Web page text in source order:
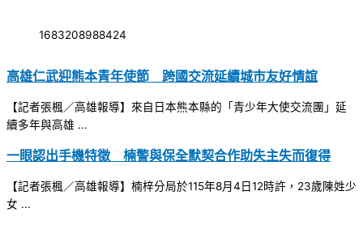
1683208988424
高雄仁武迎熊本青年使節 跨國交流延續城市友好情誼
【記者張楓／高雄報導】來自日本熊本縣的「青少年大使交流團」延
續多年與高雄 ...
一眼認出手機特徵 楠警與保全默契合作助失主失而復得
【記者張楓／高雄報導】楠梓分局於115年8月4日12時許，23歲陳姓少
女 ...